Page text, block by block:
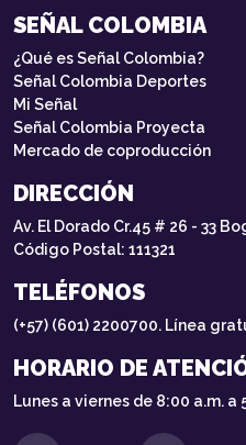
SEÑAL COLOMBIA
¿Qué es Señal Colombia?
Señal Colombia Deportes
Mi Señal
Señal Colombia Proyecta
Mercado de coproducción
DIRECCIÓN
Av. El Dorado Cr.45 # 26 - 33
Código Postal: 111321
TELÉFONOS
(+57) (601) 2200700. Línea
HORARIO DE
Lunes a viernes de 8:00 a.m. a